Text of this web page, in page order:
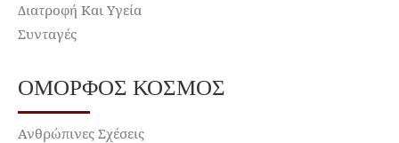
Διατροφή Και Υγεία
Συνταγές
ΌΜΟΡΦΟΣ ΚΌΣΜΟΣ
Ανθρώπινες Σχέσεις